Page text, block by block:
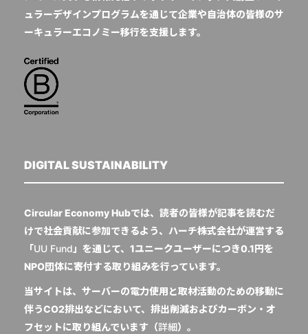
ュラーデザインプログラムを通じて企業や自治体の皆様のサ
ーキュラーエコノミー移行を支援します。
DIGITAL SUSTAINABILITY
Circular Economy Hubでは、読者の皆様が記事を読むだ
けで社会貢献に参加できるよう、ハーチ株式会社が運営する
「UU Fund 」を通じて、1ユニークユーザーにつき0.1円を
NPO団体に寄付する取り組みを行っています。
当サイトは、サーバーの電力使用と取材活動のための移動に
伴うCO2排出などにおいて、排出削減およびカーボン・オ
フセットに取り組んでいます（詳細）。